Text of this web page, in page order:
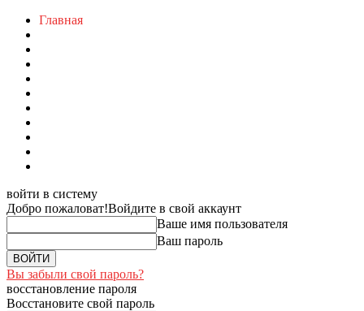
Главная
войти в систему
Добро пожаловат!Войдите в свой аккаунт
Ваше имя пользователя
Ваш пароль
Вы забыли свой пароль?
восстановление пароля
Восстановите свой пароль